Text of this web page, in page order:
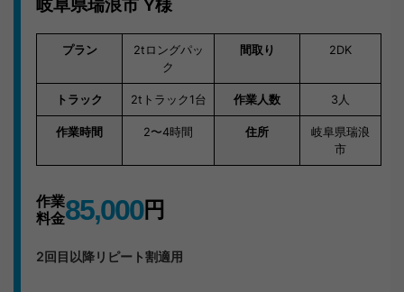
岐阜県瑞浪市 Y様
プラン
2tロングパッ
ク
間取り 2DK
トラック 2tトラック1台 作業人数 3人
作業時間 2〜4時間 住所
岐阜県瑞浪
市
作業
料金85,000円
2回目以降リピート割適用